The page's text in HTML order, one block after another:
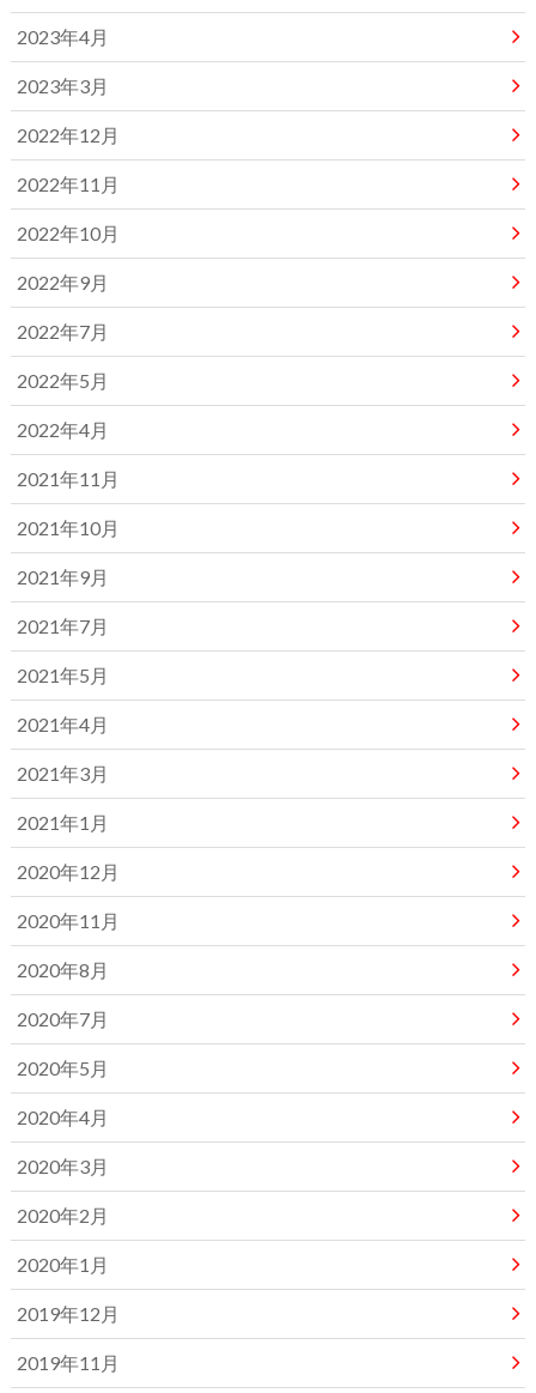
2023年4月
2023年3月
2022年12月
2022年11月
2022年10月
2022年9月
2022年7月
2022年5月
2022年4月
2021年11月
2021年10月
2021年9月
2021年7月
2021年5月
2021年4月
2021年3月
2021年1月
2020年12月
2020年11月
2020年8月
2020年7月
2020年5月
2020年4月
2020年3月
2020年2月
2020年1月
2019年12月
2019年11月